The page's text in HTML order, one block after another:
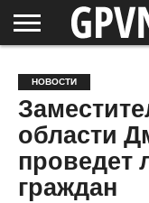
ОБЛАСТЬ
НОВОСТИ
СОСЕДЕЙ
РОССИЯ
/ МИР
СПЕЦПРОЕКТЫ
БЛОГ
СТАТЬИ
ФОТОРЕПОРТАЖИ
ИНТЕРВЬЮ
ОБЪЕКТЫ
ПОДБОРКИ
НОВОСТИ
области
проведет
граждан